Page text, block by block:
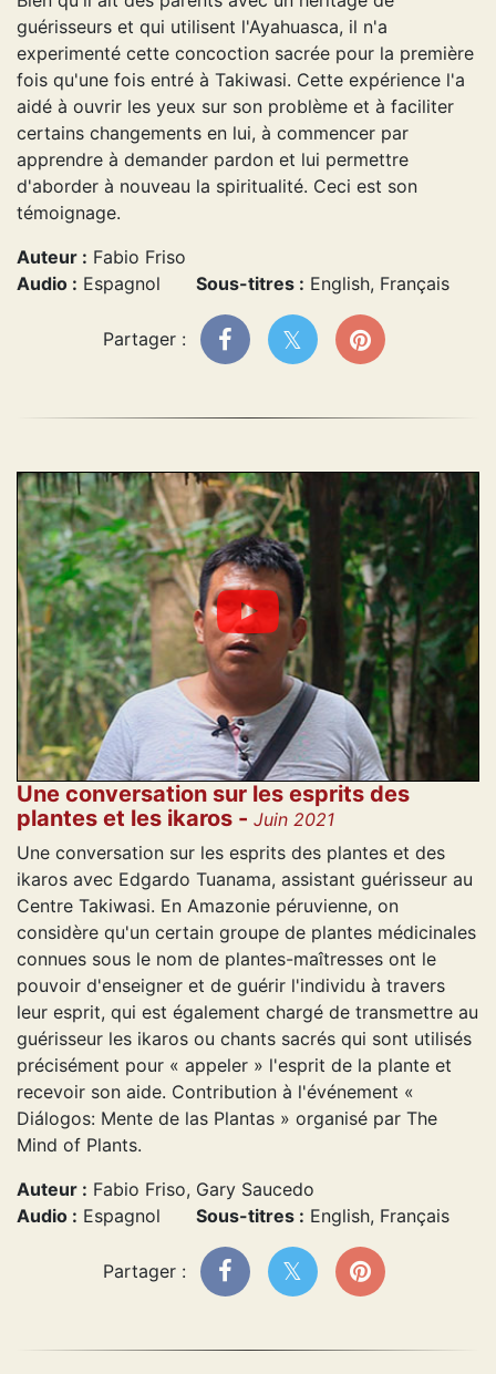
guérisseurs et qui utilisent l'Ayahuasca, il n'a
experimenté cette concoction sacrée pour la première
fois qu'une fois entré à Takiwasi. Cette expérience l'a
aidé à ouvrir les yeux sur son problème et à faciliter
certains changements en lui, à commencer par
apprendre à demander pardon et lui permettre
d'aborder à nouveau la spiritualité. Ceci est son
témoignage.
Auteur : Fabio Friso
Audio : Espagnol Sous-titres : English, Français
Partager :
Une conversation sur les esprits des
plantes et les ikaros - Juin 2021
Une conversation sur les esprits des plantes et des
ikaros avec Edgardo Tuanama, assistant guérisseur au
Centre Takiwasi. En Amazonie péruvienne, on
considère qu'un certain groupe de plantes médicinales
connues sous le nom de plantes-maîtresses ont le
pouvoir d'enseigner et de guérir l'individu à travers
leur esprit, qui est également chargé de transmettre au
guérisseur les ikaros ou chants sacrés qui sont utilisés
précisément pour « appeler » l'esprit de la plante et
recevoir son aide. Contribution à l'événement «
Diálogos: Mente de las Plantas » organisé par The
Mind of Plants.
Auteur : Fabio Friso, Gary Saucedo
Audio : Espagnol Sous-titres : English, Français
Partager :